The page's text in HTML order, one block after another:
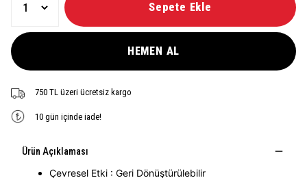
Sepete Ekle
HEMEN AL
750 TL üzeri ücretsiz kargo
10 gün içinde iade!
Ürün Açıklaması
Çevresel Etki : Geri Dönüştürülebilir